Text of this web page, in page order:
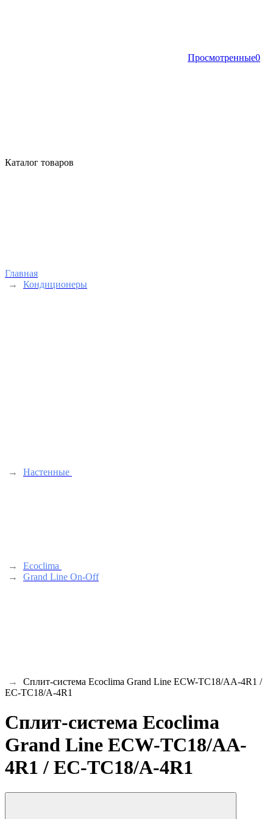
Просмотренные0
Каталог товаров
Главная
→
Кондиционеры
→ Настенные
→
Ecoclima
→
Grand Line On-Off
→
Сплит-система Ecoclima Grand Line ECW-TC18/AA-4R1 /
EC-TC18/A-4R1
Сплит-система Ecoclima
Grand Line ECW-TC18/AA-
4R1 / EC-TC18/A-4R1